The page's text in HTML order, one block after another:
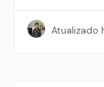
Atualizado